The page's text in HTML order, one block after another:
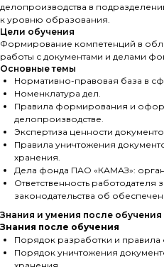
делопроизводства в
к уровню образования.
Цели обучения
Формирование компетенций в
работы с документами и делами
Основные темы
Нормативно-правовая база в
Номенклатура дел.
Правила формирования и
делопроизводстве.
Экспертиза ценности
Правила уничтожения
хранения.
Дела фонда ПАО «КАМАЗ»:
Ответственность
законодательства об
Знания и умения после обучения
Знания после обучения
Порядок разработки и
Порядок уничтожения